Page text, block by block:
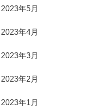
2023年5月
2023年4月
2023年3月
2023年2月
2023年1月